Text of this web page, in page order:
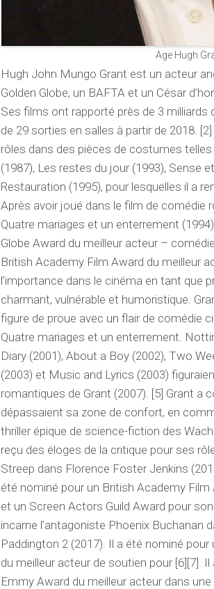
Age Hugh
Hugh John Mungo Grant est un acteur
Golden Globe, un BAFTA et un César
Ses films ont rapporté près de 3 milliards
de 29 sorties en salles à partir de 2018.
rôles dans des pièces de costumes
(1987), Les restes du jour (1993), Sense
Restauration (1995), pour lesquelles il a
Après avoir joué dans le film de comédie
Quatre mariages et un enterrement
Globe Award du meilleur acteur –
British Academy Film Award du meilleur
l’importance dans le cinéma en tant que
charmant, vulnérable et humoristique.
figure de proue avec un flair de comédie
Quatre mariages et un enterrement.
Diary (2001), About a Boy (2002), Two
(2003) et Music and Lyrics (2003)
romantiques de Grant (2007). [5] Grant a
dépassaient sa zone de confort, en
thriller épique de science-fiction des
reçu des éloges de la critique pour ses
Streep dans Florence Foster Jenkins
été nominé pour un British Academy Film
et un Screen Actors Guild Award pour son
incarne l’antagoniste Phoenix Buchanan
Paddington 2 (2017). Il a été nominé
du meilleur acteur de soutien pour [6][7].
Emmy Award du meilleur acteur dans